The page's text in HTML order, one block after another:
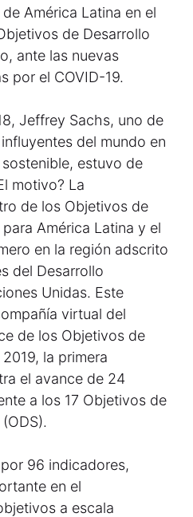
América Latina en el
de Desarrollo
ante las nuevas
por el COVID-19.
Jeffrey Sachs, uno de
del mundo en
estuvo de
motivo? La
de los Objetivos de
América Latina y el
en la región adscrito
del Desarrollo
Unidas. Este
virtual del
de los Objetivos de
la primera
el avance de 24
a los 17 Objetivos de
96 indicadores,
en el
a escala